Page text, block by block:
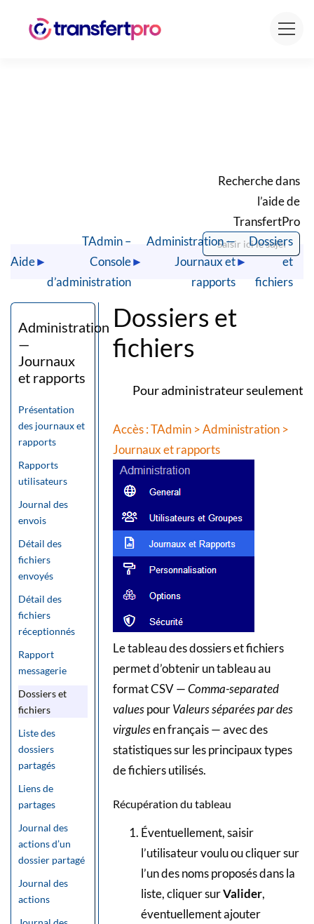
Recherche dans
l’aide de
TransfertPro
Aide►
TAdmin –
Console
d’administration
►
Administration —
Journaux et
rapports
►
Dossiers
et
fichiers
Administration
—
Journaux
et rapports
Présentation
des journaux et
rapports
Rapports
utilisateurs
Journal des
envois
Détail des
fichiers
envoyés
Détail des
fichiers
réceptionnés
Rapport
messagerie
Dossiers et
fichiers
Liste des
dossiers
partagés
Liens de
partages
Journal des
actions d’un
dossier partagé
Journal des
actions
Dossiers et
fichiers
Pour administrateur seulement
Accès : TAdmin > Administration >
Journaux et rapports
Le tableau des dossiers et fichiers
permet d’obtenir un tableau au
format CSV —Comma-separated
valuespourValeurs séparées par des
virgulesen français — avec des
statistiques sur les principaux types
de fichiers utilisés.
Récupération du tableau
Éventuellement, saisir
l’utilisateur voulu ou cliquer sur
l’un des noms proposés dans la
liste, cliquer surValider,
éventuellement ajouter